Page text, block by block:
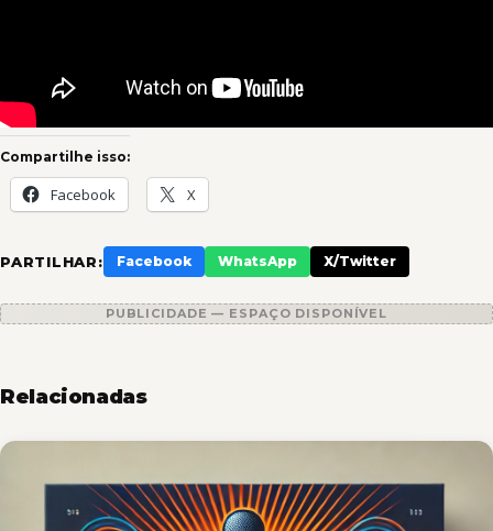
Compartilhe isso:
Facebook X
PARTILHAR: Facebook WhatsApp X/Twitter
PUBLICIDADE — ESPAÇO DISPONÍVEL
Relacionadas